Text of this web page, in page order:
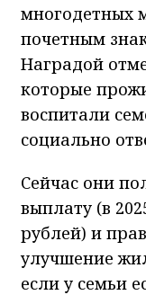
многодетных
почетным
Наградой
которые
воспитали
социально
Сейчас они
выплату (в
рублей) и
улучшение
если у семьи